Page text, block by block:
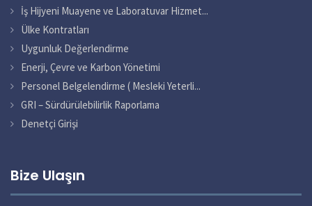
İş Hijyeni Muayene ve Laboratuvar Hizmet...
Ülke Kontratları
Uygunluk Değerlendirme
Enerji, Çevre ve Karbon Yönetimi
Personel Belgelendirme ( Mesleki Yeterli...
GRI – Sürdürülebilirlik Raporlama
Denetçi Girişi
Bize Ulaşın